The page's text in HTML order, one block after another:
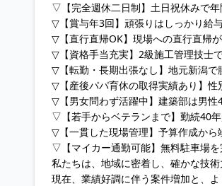
▽【完全週休二日制】土日祝休みで年
▽【賞与年3回】頑張りはしっかり給
▽【直行直帰OK】現場への直行直帰
▽【資格手当充実】2級施工管理技士
▽【転勤・長期出張なし】地元新潟で
▽【産後パパ育休の取得実績あり】性
▽【男女問わず活躍中】建築部は男性
▽【若手からベテランまで】勤続40
▽【一貫した現場管理】予算作成から
▽【マイカー通勤可能】無料駐車場を
私たちは、地域に密着し、確かな技
現在、業績好調に伴う案件増加と、